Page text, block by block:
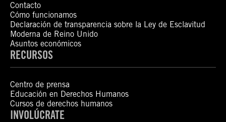
Contacto
Cómo funcionamos
Declaración de transparencia sobre la Ley de Esclavitud
Moderna de Reino Unido
Asuntos económicos
RECURSOS
Centro de prensa
Educación en Derechos Humanos
Cursos de derechos humanos
INVOLÚCRATE